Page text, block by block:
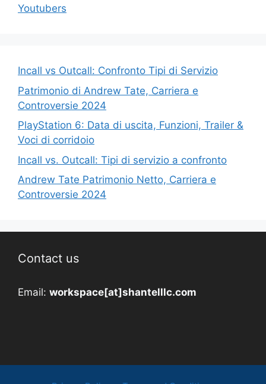
Youtubers
Incall vs Outcall: Confronto Tipi di Servizio
Patrimonio di Andrew Tate, Carriera e
Controversie 2024
PlayStation 6: Data di uscita, Funzioni, Trailer &
Voci di corridoio
Incall vs. Outcall: Tipi di servizio a confronto
Andrew Tate Patrimonio Netto, Carriera e
Controversie 2024
Contact us
Email: workspace[at]shantelllc.com